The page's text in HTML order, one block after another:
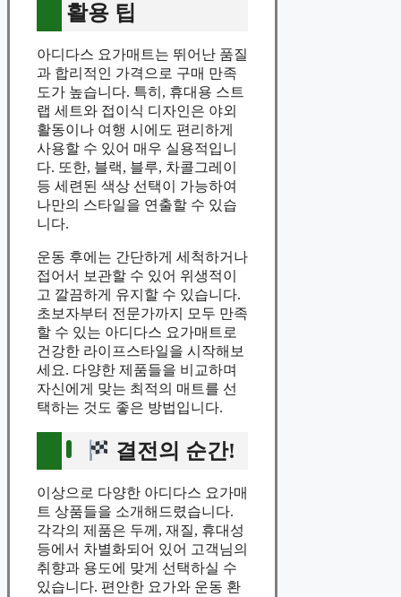
활용 팁
아디다스 요가매트는 뛰어난 품질
과 합리적인 가격으로 구매 만족
도가 높습니다. 특히, 휴대용 스트
랩 세트와 접이식 디자인은 야외
활동이나 여행 시에도 편리하게
사용할 수 있어 매우 실용적입니
다. 또한, 블랙, 블루, 차콜그레이
등 세련된 색상 선택이 가능하여
나만의 스타일을 연출할 수 있습
니다.
운동 후에는 간단하게 세척하거나
접어서 보관할 수 있어 위생적이
고 깔끔하게 유지할 수 있습니다.
초보자부터 전문가까지 모두 만족
할 수 있는 아디다스 요가매트로
건강한 라이프스타일을 시작해보
세요. 다양한 제품들을 비교하며
자신에게 맞는 최적의 매트를 선
택하는 것도 좋은 방법입니다.
결전의 순간!
이상으로 다양한 아디다스 요가매
트 상품들을 소개해드렸습니다.
각각의 제품은 두께, 재질, 휴대성
등에서 차별화되어 있어 고객님의
취향과 용도에 맞게 선택하실 수
있습니다. 편안한 요가와 운동 환